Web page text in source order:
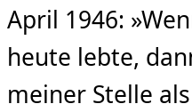
April 1946:
heute lebte,
meiner Stelle